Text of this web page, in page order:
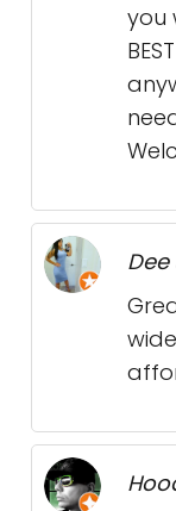
you
Dee